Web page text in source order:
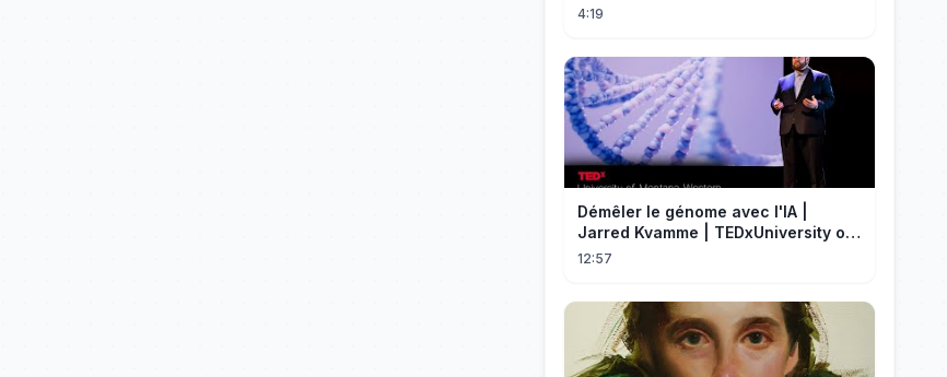
4:19
Démêler le génome avec l'IA |
Jarred Kvamme | TEDxUniversity of
Montana Western
12:57